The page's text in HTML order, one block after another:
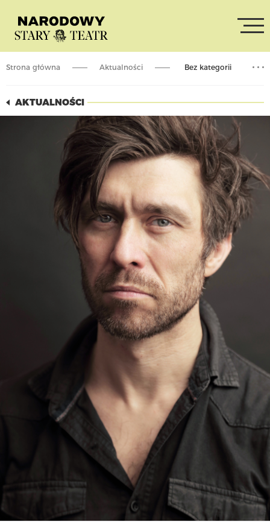
Strona główna Bez kategorii
Aktualności
AKTUALNOŚCI